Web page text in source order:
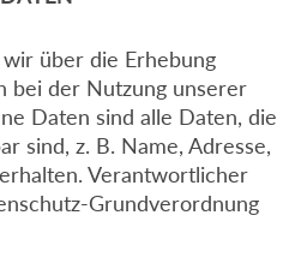
über die Erhebung
bei der Nutzung unserer
Daten sind alle Daten, die
sind, z. B. Name, Adresse,
Verantwortlicher
Grundverordnung